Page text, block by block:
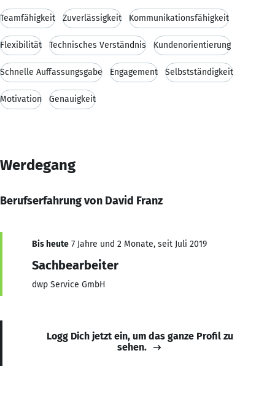
Teamfähigkeit Zuverlässigkeit Kommunikationsfähigkeit
Flexibilität Technisches Verständnis Kundenorientierung
Schnelle Auffassungsgabe Engagement Selbstständigkeit
Motivation Genauigkeit
Werdegang
Berufserfahrung von David Franz
Bis heute 7 Jahre und 2 Monate, seit Juli 2019
Sachbearbeiter
dwp Service GmbH
Logg Dich jetzt ein, um das ganze Profil zu
sehen.